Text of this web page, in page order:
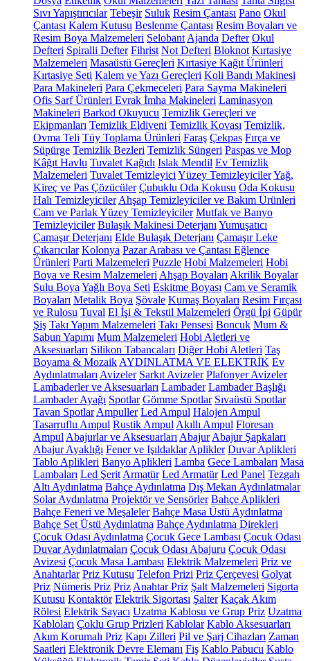
Sıvı Yapıştırıcılar Tebeşir Suluk Resim Çantası Pano Okul
Çantası Kalem Kutusu Beslenme Çantası Resim Boyaları ve
Resim Boya Malzemeleri Selobant Ajanda Defter Okul
Defteri Spiralli Defter Fihrist Not Defteri Bloknot Kırtasiye
Malzemeleri Masaüstü Gereçleri Kırtasiye Kağıt Ürünleri
Kırtasiye Seti Kalem ve Yazı Gereçleri Koli Bandı Makinesi
Para Makineleri Para Çekmeceleri Para Sayma Makineleri
Ofis Sarf Ürünleri Evrak İmha Makineleri Laminasyon
Makineleri Barkod Okuyucu Temizlik Gereçleri ve
Ekipmanları Temizlik Eldiveni Temizlik Kovası Temizlik,
Ovma Teli Tüy Toplama Ürünleri Faraş Çekpas Fırça ve
Süpürge Temizlik Bezleri Temizlik Süngeri Paspas ve Mop
Kâğıt Havlu Tuvalet Kağıdı Islak Mendil Ev Temizlik
Malzemeleri Tuvalet Temizleyici Yüzey TemizleyicilerYağ,
Kireç ve Pas Çözücüler Çubuklu Oda Kokusu Oda Kokusu
Halı Temizleyiciler Ahşap Temizleyiciler ve Bakım Ürünleri
Cam ve Parlak Yüzey Temizleyiciler Mutfak ve Banyo
Temizleyiciler Bulaşık Makinesi Deterjanı Yumuşatıcı
Çamaşır Deterjanı Elde Bulaşık Deterjanı Çamaşır Leke
Çıkarıcılar Kolonya Pazar Arabası ve Çantası Eğlence
Ürünleri Parti Malzemeleri Puzzle Hobi Malzemeleri Hobi
Boya ve Resim Malzemeleri Ahşap Boyaları Akrilik Boyalar
Sulu Boya Yağlı Boya Seti Eskitme Boyası Cam ve Seramik
Boyaları Metalik Boya Şövale Kumaş Boyaları Resim Fırçası
ve Rulosu Tuval El İşi & Tekstil Malzemeleri Örgü İpi Güpür
Şiş Takı Yapım Malzemeleri Takı Pensesi Boncuk Mum &
Sabun Yapımı Mum Malzemeleri Hobi Aletleri ve
Aksesuarları Silikon Tabancaları Diğer Hobi Aletleri Taş
Boyama & Mozaik AYDINLATMA VE ELEKTRİK Ev
Aydınlatmaları Avizeler Sarkıt Avizeler Plafonyer Avizeler
Lambaderler ve Aksesuarları Lambader Lambader Başlığı
Lambader Ayağı Spotlar Gömme Spotlar Sıvaüstü Spotlar
Tavan Spotlar Ampuller Led Ampul Halojen Ampul
Tasarruflu Ampul Rustik Ampul Akıllı Ampul Floresan
Ampul Abajurlar ve Aksesuarları Abajur Abajur Şapkaları
Abajur Ayaklığı Fener ve Işıldaklar Aplikler Duvar Aplikleri
Tablo Aplikleri Banyo Aplikleri Lamba Gece Lambaları Masa
Lambaları Led Şerit Armatür Led Armatür Led Panel Tezgah
Altı Aydınlatma Bahçe Aydınlatma Dış Mekan Aydınlatmalar
Solar Aydınlatma Projektör ve Sensörler Bahçe Aplikleri
Bahçe Feneri ve Meşaleler Bahçe Masa Üstü Aydınlatma
Bahçe Set Üstü Aydınlatma Bahçe Aydınlatma Direkleri
Çocuk Odası Aydınlatma Çocuk Gece Lambası Çocuk Odası
Duvar Aydınlatmaları Çocuk Odası Abajuru Çocuk Odası
Avizesi Çocuk Masa Lambası Elektrik Malzemeleri Priz ve
Anahtarlar Priz Kutusu Telefon Prizi Priz Çerçevesi Golyat
Priz Nümeris Priz Priz Anahtar Priz Şalt Malzemeleri Sigorta
Kutusu Kontaktör Elektrik Sigortası Şalter Kaçak Akım
Rölesi Elektrik Sayacı Uzatma Kablosu ve Grup Priz Uzatma
Kabloları Çoklu Grup Prizleri Kablolar Kablo Aksesuarları
Akım Korumalı Priz Kapı Zilleri Pil ve Şarj Cihazları Zaman
Saatleri Elektronik Devre Elemanı Fiş Kablo Pabucu Kablo